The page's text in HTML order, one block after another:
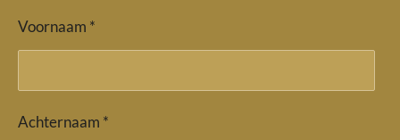
Voornaam *
Achternaam *